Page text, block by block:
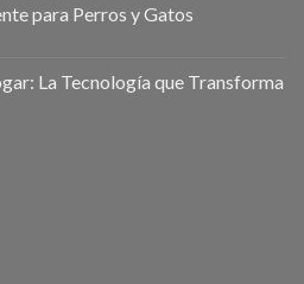
para Perros y Gatos
La Tecnología que Transforma